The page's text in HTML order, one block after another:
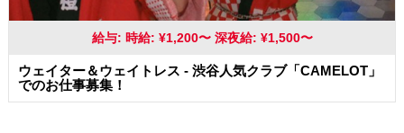
給与: 時給: ¥1,200〜 深夜給: ¥1,500〜
ウェイター＆ウェイトレス - 渋谷人気クラブ「CAMELOT」
でのお仕事募集！